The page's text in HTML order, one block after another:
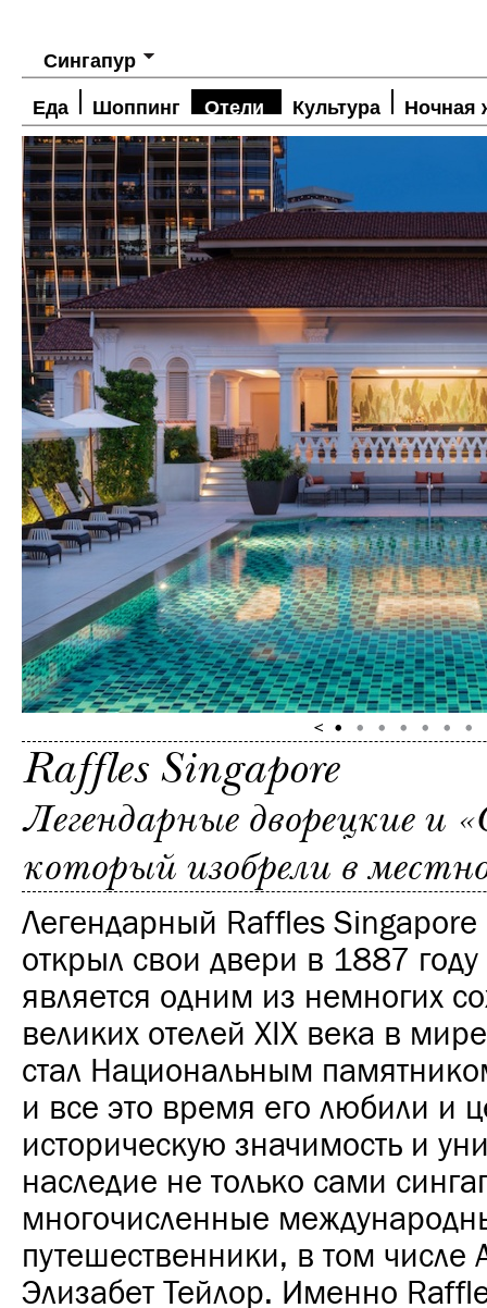
Сингапур
Еда Шоппинг Отели Культура Ночная
Raffles Singapore
Легендарные дворецкие и
который изобрели в
Легендарный Raffles
открыл свои двери в 1887 году
является одним из немногих
великих отелей XIX века в
стал Национальным
и все это время его любили и
историческую значимость и
наследие не только сами
многочисленные
путешественники, в том числе
Элизабет Тейлор. Именно